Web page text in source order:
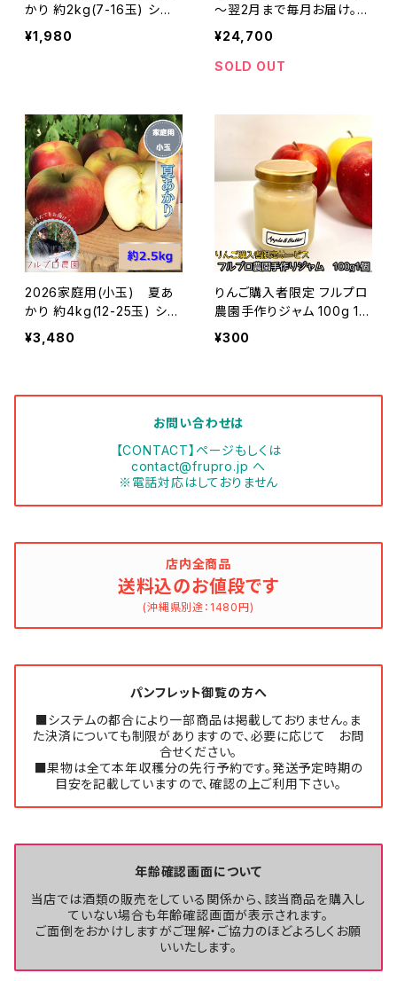
かり 約2kg(7-16玉) シー
ズン最初の夏りんご お試し
サイズ 希少品種 訳あり 8
¥1,980
～翌2月まで毎月お届け。年
中りんごに困りません #NZ
D0B030
¥24,700
SOLD OUT
2026家庭用(小玉) 夏あ
かり 約4kg(12-25玉) シー
ズン最初の夏りんご 希少品
種 訳あり 8月初旬頃発送#
¥3,480
りんご購入者限定 フルプロ
農園手作りジャム 100g 1個
無添加 低糖度 ペクチン無
¥300
お問い合わせは
【CONTACT】ページもしくは
contact@frupro.jp へ
※電話対応はしておりません
店内全商品
送料込のお値段です
(沖縄県別途：1480円)
パンフレット御覧の方へ
■システムの都合により一部商品は掲載しておりません。ま
た決済についても制限がありますので、必要に応じて お問
合せください。
■果物は全て本年収穫分の先行予約です。発送予定時期の
目安を記載していますので、確認の上ご利用下さい。
年齢確認画面について
当店では酒類の販売をしている関係から、該当商品を購入し
ていない場合も年齢確認画面が表示されます。
ご面倒をおかけしますがご理解・ご協力のほどよろしくお願
いいたします。